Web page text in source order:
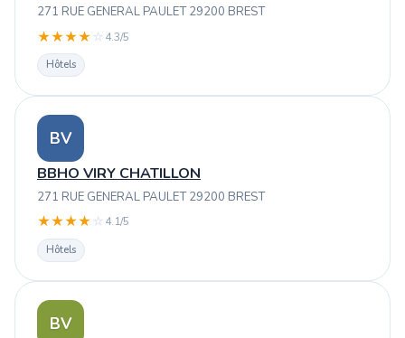
271 RUE GENERAL PAULET 29200 BREST
★★★★ ☆ 4.3/5
Hôtels
BV
BBHO VIRY CHATILLON
271 RUE GENERAL PAULET 29200 BREST
★★★★ ☆ 4.1/5
Hôtels
BV